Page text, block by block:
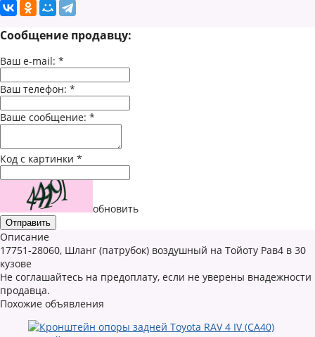
Сообщение продавцу:
Ваш e-mail: *
Ваш телефон: *
Ваше сообщение: *
Код с картинки *
обновить
Описание
17751-28060, Шланг (патрубок) воздушный на Тойоту Рав4 в 30
кузове
Не соглашайтесь на предоплату, если не уверены внадежности
продавца.
Похожие объявления